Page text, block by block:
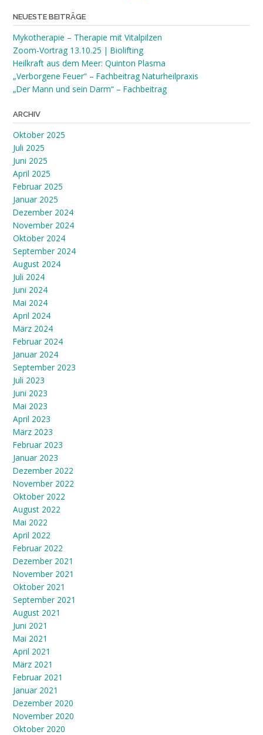
NEUESTE BEITRÄGE
Mykotherapie – Therapie mit Vitalpilzen
Zoom-Vortrag 13.10.25 | Biolifting
Heilkraft aus dem Meer: Quinton Plasma
„Verborgene Feuer“ – Fachbeitrag Naturheilpraxis
„Der Mann und sein Darm“ – Fachbeitrag
ARCHIV
Oktober 2025
Juli 2025
Juni 2025
April 2025
Februar 2025
Januar 2025
Dezember 2024
November 2024
Oktober 2024
September 2024
August 2024
Juli 2024
Juni 2024
Mai 2024
April 2024
März 2024
Februar 2024
Januar 2024
September 2023
Juli 2023
Juni 2023
Mai 2023
April 2023
März 2023
Februar 2023
Januar 2023
Dezember 2022
November 2022
Oktober 2022
August 2022
Mai 2022
April 2022
Februar 2022
Dezember 2021
November 2021
Oktober 2021
September 2021
August 2021
Juni 2021
Mai 2021
April 2021
März 2021
Februar 2021
Januar 2021
Dezember 2020
November 2020
Oktober 2020